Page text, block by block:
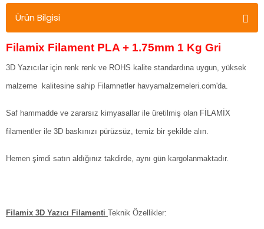
Ürün Bilgisi
Filamix Filament PLA + 1.75mm 1 Kg Gri
3D Yazıcılar için renk renk ve ROHS kalite standardına uygun, yüksek
malzeme kalitesine sahip Filamnetler havyamalzemeleri.com'da.
Saf hammadde ve zararsız kimyasallar ile üretilmiş olan FİLAMİX
filamentler ile 3D baskınızı pürüzsüz, temiz bir şekilde alın.
Hemen şimdi satın aldığınız takdirde, aynı gün kargolanmaktadır.
Filamix 3D Yazıcı Filamenti Teknik Özellikler: